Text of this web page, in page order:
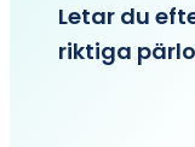
Letar du
riktiga